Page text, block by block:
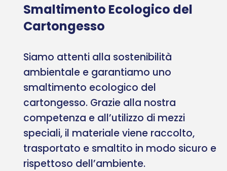
Smaltimento Ecologico del
Cartongesso
Siamo attenti alla sostenibilità
ambientale e garantiamo uno
smaltimento ecologico del
cartongesso. Grazie alla nostra
competenza e all’utilizzo di mezzi
speciali, il materiale viene raccolto,
trasportato e smaltito in modo sicuro e
rispettoso dell’ambiente.